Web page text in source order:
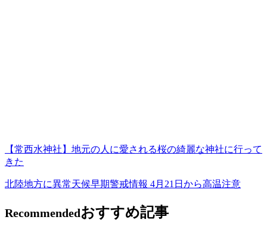
【常西水神社】地元の人に愛される桜の綺麗な神社に行って
きた
北陸地方に異常天候早期警戒情報 4月21日から高温注意
Recommendedおすすめ記事